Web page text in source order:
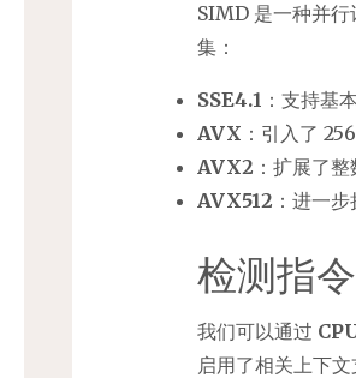
SIMD 是一种并
集：
SSE4.1 ：支持基
AVX ：引入了
AVX2 ：扩展了
AVX512 ：进一
检测指
我们可以通过
启用了相关上下文